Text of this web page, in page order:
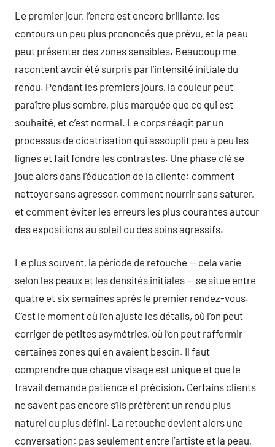
Le premier jour, l’encre est encore brillante, les
contours un peu plus prononcés que prévu, et la peau
peut présenter des zones sensibles. Beaucoup me
racontent avoir été surpris par l’intensité initiale du
rendu. Pendant les premiers jours, la couleur peut
paraître plus sombre, plus marquée que ce qui est
souhaité, et c’est normal. Le corps réagit par un
processus de cicatrisation qui assouplit peu à peu les
lignes et fait fondre les contrastes. Une phase clé se
joue alors dans l’éducation de la cliente: comment
nettoyer sans agresser, comment nourrir sans saturer,
et comment éviter les erreurs les plus courantes autour
des expositions au soleil ou des soins agressifs.
Le plus souvent, la période de retouche — cela varie
selon les peaux et les densités initiales — se situe entre
quatre et six semaines après le premier rendez-vous.
C’est le moment où l’on ajuste les détails, où l’on peut
corriger de petites asymétries, où l’on peut raffermir
certaines zones qui en avaient besoin. Il faut
comprendre que chaque visage est unique et que le
travail demande patience et précision. Certains clients
ne savent pas encore s’ils préfèrent un rendu plus
naturel ou plus défini. La retouche devient alors une
conversation: pas seulement entre l’artiste et la peau,